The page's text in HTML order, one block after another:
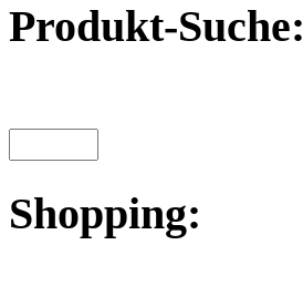
Produkt-Suche:
Shopping: